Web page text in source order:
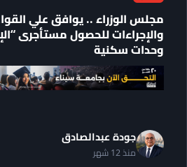
مجلس الوزراء .. يوافق علي
والإجراءات للحصول مستأجرى
وحدات سكنية
جودة عبدالصادق
منذ 12 شهر